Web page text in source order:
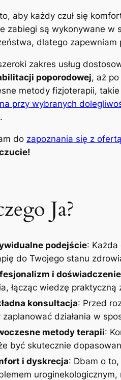
aby każdy czuł się
zabiegi są wykonywane w
dlatego zapewniam
zakres usług
poporodowej, aż
metody fizjoterapii,
przy wybranych
do zapoznania się z ofertą
Ja?
podejście: Każda
do Twojego stanu
i doświadczenie
łącząc wiedzę
konsultacja: Przed
zaplanować działania w
metody terapii:
być skutecznie
i dyskrecja: Dbam o